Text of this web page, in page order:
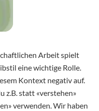
Arbeit spielt
eine wichtige Rolle.
Kontext negativ auf.
z.B. statt «verstehen»
verwenden. Wir haben